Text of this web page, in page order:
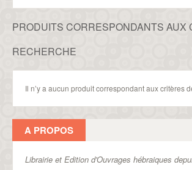
PRODUITS CORRESPONDANTS AUX
RECHERCHE
Il n’y a aucun produit correspondant aux critères
A PROPOS
Librairie et Edition d'Ouvrages hébraiques